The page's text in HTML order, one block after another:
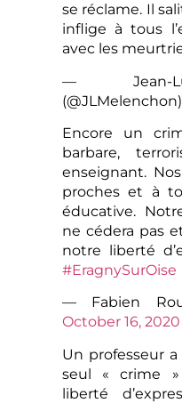
se réclame. Il
inflige à tous
avec les
— Jean-
(@JLMelenchon)
Encore un
barbare,
enseignant.
proches et à
éducative.
ne cédera pas
notre liberté
#EragnySurOise
— Fabien
October 16, 2020
Un professeur
seul « crime »
liberté